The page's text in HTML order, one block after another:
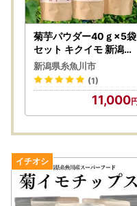
菊芋パウダー40ｇ×5袋
セット キクイモ 新潟県
糸魚川産能生谷産 スー
パーフード
新潟県糸魚川市
(1)
11,000